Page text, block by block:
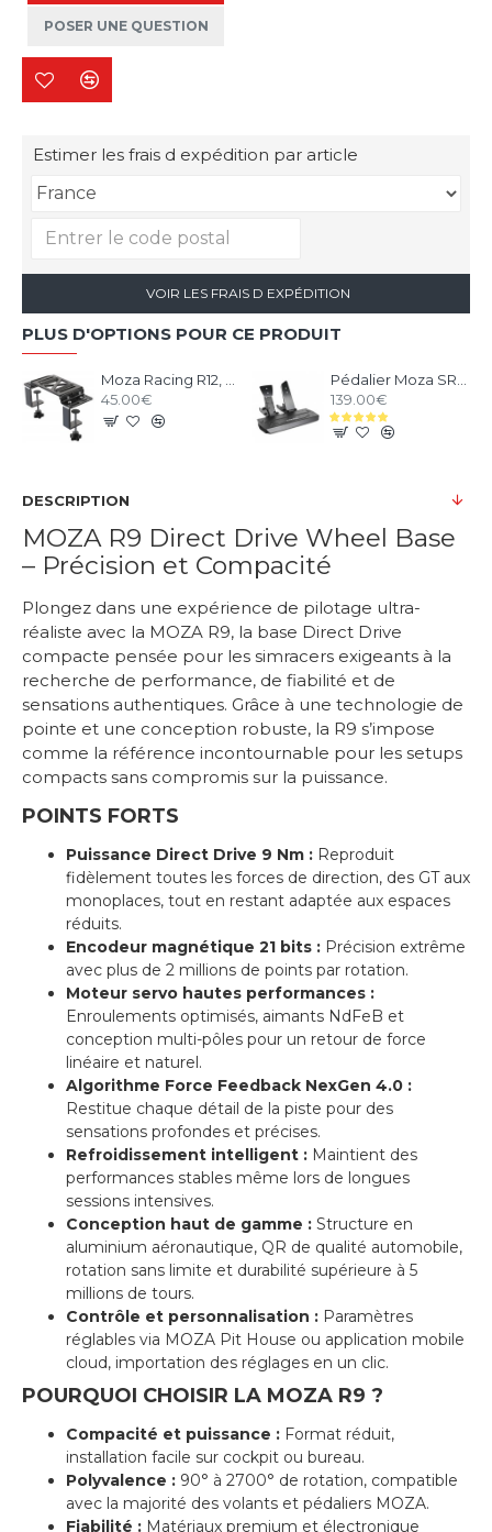
POSER UNE QUESTION
Estimer les frais d expédition par article
VOIR LES FRAIS D EXPÉDITION
PLUS D'OPTIONS POUR CE PRODUIT
45.00€
139.00€
DESCRIPTION
MOZA R9 Direct Drive Wheel Base
– Précision et Compacité
Plongez dans une expérience de pilotage ultra-
réaliste avec la MOZA R9, la base Direct Drive
compacte pensée pour les simracers exigeants à la
recherche de performance, de fiabilité et de
sensations authentiques. Grâce à une technologie de
pointe et une conception robuste, la R9 s’impose
comme la référence incontournable pour les setups
compacts sans compromis sur la puissance.
POINTS FORTS
Puissance Direct Drive 9 Nm : Reproduit
fidèlement toutes les forces de direction, des GT aux
monoplaces, tout en restant adaptée aux espaces
réduits.
Encodeur magnétique 21 bits : Précision extrême
avec plus de 2 millions de points par rotation.
Moteur servo hautes performances :
Enroulements optimisés, aimants NdFeB et
conception multi-pôles pour un retour de force
linéaire et naturel.
Algorithme Force Feedback NexGen 4.0 :
Restitue chaque détail de la piste pour des
sensations profondes et précises.
Refroidissement intelligent : Maintient des
performances stables même lors de longues
sessions intensives.
Conception haut de gamme : Structure en
aluminium aéronautique, QR de qualité automobile,
rotation sans limite et durabilité supérieure à 5
millions de tours.
Contrôle et personnalisation : Paramètres
réglables via MOZA Pit House ou application mobile
cloud, importation des réglages en un clic.
POURQUOI CHOISIR LA MOZA R9 ?
Compacité et puissance : Format réduit,
installation facile sur cockpit ou bureau.
Polyvalence : 90° à 2700° de rotation, compatible
avec la majorité des volants et pédaliers MOZA.
Fiabilité : Matériaux premium et électronique